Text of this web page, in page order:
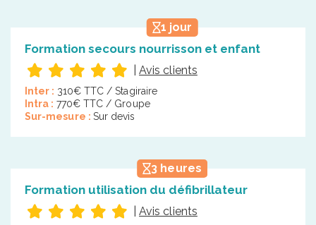
1 jour
Formation secours nourrisson et enfant
Avis clients
Inter : 310€ TTC / Stagiraire
Intra : 770€ TTC / Groupe
Sur-mesure : Sur devis
3 heures
Formation utilisation du défibrillateur
Avis clients